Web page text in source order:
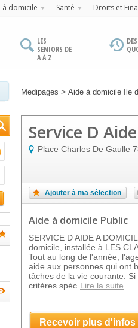
à domicile Santé Droits et
LES
SENIORS DE
A À Z
Medipages > Aide à domicile Ile
Service D
Place Charles De Gaulle
Ajouter à ma sélection
Aide à domicile Public
SERVICE D AIDE A
domicile, installée à LES
Tout au long de l'année,
aide aux personnes qui ont
tâches de la vie courante.
critères spéc Lire la suite
Recevoir plus d'infos